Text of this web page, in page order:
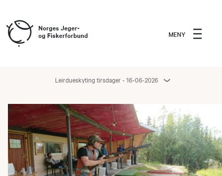
MENY
Leirdueskyting tirsdager - 16-06-2026